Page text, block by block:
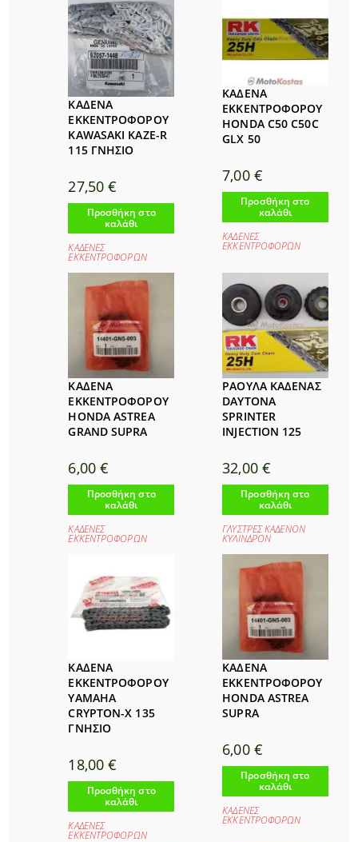
ΚΑΔΕΝΑ
ΕΚΚΕΝΤΡΟΦΟΡΟΥ
KAWASAKI KAZE-R
115 ΓΝΗΣΙΟ
27,50€
Προσθήκη στο
καλάθι
ΚΑΔΕΝΕΣ
ΕΚΚΕΝΤΡΟΦΟΡΩΝ
ΚΑΔΕΝΑ
ΕΚΚΕΝΤΡΟΦΟΡΟΥ
HONDA C50 C50C
GLX 50
7,00 €
Προσθήκη στο
καλάθι
ΚΑΔΕΝΕΣ
ΕΚΚΕΝΤΡΟΦΟΡΩΝ
ΚΑΔΕΝΑ
ΕΚΚΕΝΤΡΟΦΟΡΟΥ
HONDA ASTREA
GRAND SUPRA
6,00 €
Προσθήκη στο
καλάθι
ΚΑΔΕΝΕΣ
ΕΚΚΕΝΤΡΟΦΟΡΩΝ
ΡΑΟΥΛΑ ΚΑΔΕΝΑΣ
DAYTONA
SPRINTER
INJECTION 125
32,00 €
Προσθήκη στο
καλάθι
ΓΛΥΣΤΡΕΣ ΚΑΔΕΝΟΝ
ΚΥΛΙΝΔΡΟΝ
ΚΑΔΕΝΑ
ΕΚΚΕΝΤΡΟΦΟΡΟΥ
YAMAHA
CRYPTON-X 135
ΓΝΗΣΙΟ
18,00€
Προσθήκη στο
καλάθι
ΚΑΔΕΝΕΣ
ΕΚΚΕΝΤΡΟΦΟΡΩΝ
ΚΑΔΕΝΑ
ΕΚΚΕΝΤΡΟΦΟΡΟΥ
HONDA ASTREA
SUPRA
6,00 €
Προσθήκη στο
καλάθι
ΚΑΔΕΝΕΣ
ΕΚΚΕΝΤΡΟΦΟΡΩΝ